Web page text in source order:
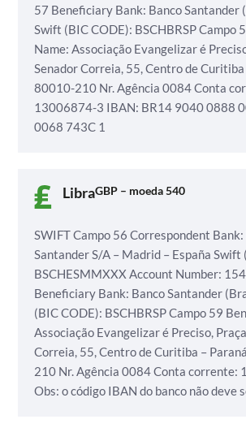
57 Beneficiary Bank: Banco Santander
Swift (BIC CODE): BSCHBRSPCampo
Name: Associação Evangelizar é
Senador Correia, 55, Centro de Curitiba
80010-210 Nr. Agência 0084Conta
13006874-3 IBAN: BR14 9040 0888
0068 743C 1
LibraGBP – moeda 540
SWIFTCampo 56 Correspondent Bank:
Santander S/A – Madrid – España Swift
BSCHESMMXXX Account Number:
Beneficiary Bank: Banco Santander
(BIC CODE): BSCHBRSPCampo 59
Associação Evangelizar é Preciso,
Correia, 55, Centro de Curitiba –
210 Nr. Agência 0084Conta corrente:
Obs: o código IBAN do banco não deve